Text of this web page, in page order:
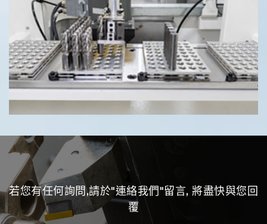
若您有任何詢問,請於"連絡我們"留言, 將盡快與您回
覆